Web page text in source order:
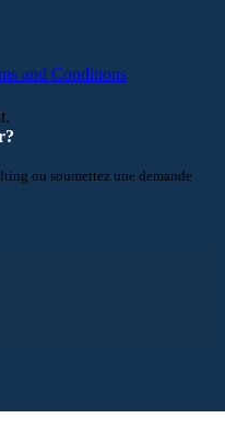
and Conditions
ou soumettez une demande